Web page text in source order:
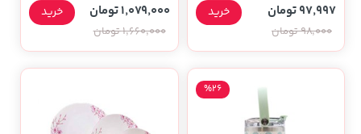
97,997 تومان
98,000 تومان
خرید 1,079,000 تومان
1,660,000 تومان
خرید
%26